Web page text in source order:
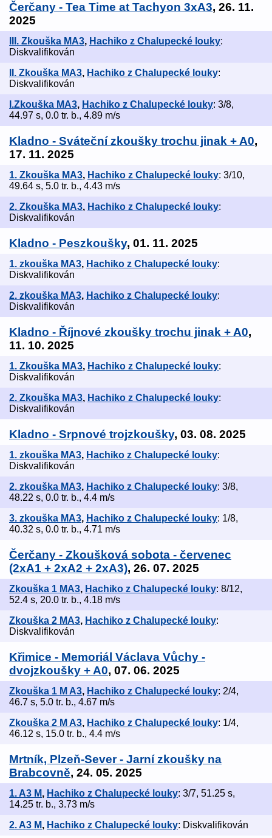
Čerčany - Tea Time at Tachyon 3xA3, 26. 11.
2025
III. Zkouška MA3, Hachiko z Chalupecké louky:
Diskvalifikován
II. Zkouška MA3, Hachiko z Chalupecké louky:
Diskvalifikován
I.Zkouška MA3, Hachiko z Chalupecké louky: 3/8,
44.97 s, 0.0 tr. b., 4.89 m/s
Kladno - Sváteční zkoušky trochu jinak + A0,
17. 11. 2025
1. Zkouška MA3, Hachiko z Chalupecké louky: 3/10,
49.64 s, 5.0 tr. b., 4.43 m/s
2. Zkouška MA3, Hachiko z Chalupecké louky:
Diskvalifikován
Kladno - Peszkoušky, 01. 11. 2025
1. zkouška MA3, Hachiko z Chalupecké louky:
Diskvalifikován
2. zkouška MA3, Hachiko z Chalupecké louky:
Diskvalifikován
Kladno - Říjnové zkoušky trochu jinak + A0,
11. 10. 2025
1. Zkouška MA3, Hachiko z Chalupecké louky:
Diskvalifikován
2. Zkouška MA3, Hachiko z Chalupecké louky:
Diskvalifikován
Kladno - Srpnové trojzkoušky, 03. 08. 2025
1. zkouška MA3, Hachiko z Chalupecké louky:
Diskvalifikován
2. zkouška MA3, Hachiko z Chalupecké louky: 3/8,
48.22 s, 0.0 tr. b., 4.4 m/s
3. zkouška MA3, Hachiko z Chalupecké louky: 1/8,
40.32 s, 0.0 tr. b., 4.71 m/s
Čerčany - Zkoušková sobota - červenec
(2xA1 + 2xA2 + 2xA3), 26. 07. 2025
Zkouška 1 MA3, Hachiko z Chalupecké louky: 8/12,
52.4 s, 20.0 tr. b., 4.18 m/s
Zkouška 2 MA3, Hachiko z Chalupecké louky:
Diskvalifikován
Křimice - Memoriál Václava Vůchy -
dvojzkoušky + A0, 07. 06. 2025
Zkouška 1 M A3, Hachiko z Chalupecké louky: 2/4,
46.7 s, 5.0 tr. b., 4.67 m/s
Zkouška 2 M A3, Hachiko z Chalupecké louky: 1/4,
46.12 s, 15.0 tr. b., 4.4 m/s
Mrtník, Plzeň-Sever - Jarní zkoušky na
Brabcovně, 24. 05. 2025
1. A3 M, Hachiko z Chalupecké louky: 3/7, 51.25 s,
14.25 tr. b., 3.73 m/s
2. A3 M, Hachiko z Chalupecké louky: Diskvalifikován